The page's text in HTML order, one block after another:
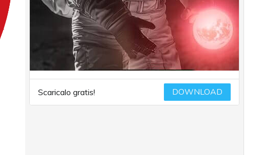
Scaricalo gratis! DOWNLOAD